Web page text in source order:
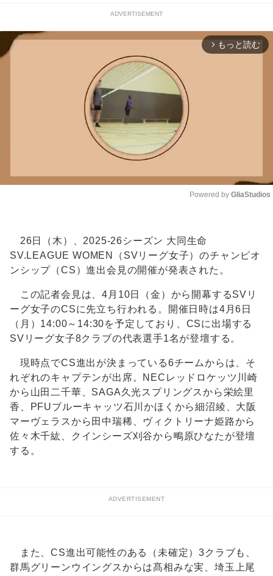
ADVERTISEMENT
arrow_forward_ios もっと読む
Powered by GliaStudios
26日（木）、2025-26シーズン 大同生命
SV.LEAGUE WOMEN（SVリーグ女子）のチャンピオ
ンシップ（CS）進出会見の開催が発表された。
この記者会見は、4月10日（金）から開幕するSVリ
ーグ女子のCSに先立ち行われる。開催日時は4月6日
（月）14:00～14:30を予定しており、CSに出場する
SVリーグ女子8クラブの代表選手1名が登壇する。
現時点でCS進出が決まっている6チームからは、そ
れぞれのキャプテンが出席。NECレッドロケッツ川崎
から山田二千華、SAGA久光スプリングスから栄絵里
香、PFUブルーキャッツ石川かほくから細沼綾、大阪
マーヴェラスから田中瑞稀、ヴィクトリーナ姫路から
佐々木千紘、クインシーズ刈谷から鴫原ひなたが登壇
する。
ADVERTISEMENT
また、CS進出可能性のある（未確定）3クラブも、
群馬グリーンウイングスからは髙相みな実、埼玉上尾